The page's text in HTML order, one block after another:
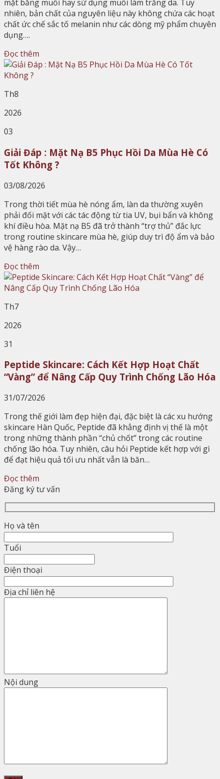
mặt bằng muối hay sử dụng muối làm trắng da. Tuy
nhiên, bản chất của nguyên liệu này không chứa các hoạt
chất ức chế sắc tố melanin như các dòng mỹ phẩm chuyên
dụng….
Đọc thêm
Th8
2026
03
Giải Đáp : Mặt Nạ B5 Phục Hồi Da Mùa Hè Có
Tốt Không ?
03/08/2026
Trong thời tiết mùa hè nóng ẩm, làn da thường xuyên
phải đối mặt với các tác động từ tia UV, bụi bẩn và không
khí điều hòa. Mặt nạ B5 đã trở thành “trợ thủ” đắc lực
trong routine skincare mùa hè, giúp duy trì độ ẩm và bảo
vệ hàng rào da. Vậy…
Đọc thêm
Th7
2026
31
Peptide Skincare: Cách Kết Hợp Hoạt Chất
“Vàng” để Nâng Cấp Quy Trình Chống Lão Hóa
31/07/2026
Trong thế giới làm đẹp hiện đại, đặc biệt là các xu hướng
skincare Hàn Quốc, Peptide đã khẳng định vị thế là một
trong những thành phần “chủ chốt” trong các routine
chống lão hóa. Tuy nhiên, câu hỏi Peptide kết hợp với gì
để đạt hiệu quả tối ưu nhất vẫn là băn…
Đọc thêm
Đăng ký tư vấn
Họ và tên
Tuổi
Điện thoại
Địa chỉ liên hệ
Nội dung